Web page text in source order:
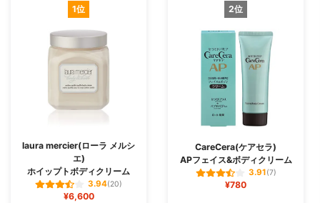
1位
laura mercier(ローラ メルシ
エ)
ホイップトボディクリーム
3.94(20)
¥6,600
2位
CareCera(ケアセラ)
APフェイス&ボディクリーム
3.91(7)
¥780